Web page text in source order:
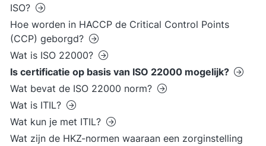
ISO?
Hoe worden in HACCP de Critical Control Points
(CCP) geborgd?
Wat is ISO 22000?
Is certificatie op basis van ISO 22000 mogelijk?
Wat bevat de ISO 22000 norm?
Wat is ITIL?
Wat kun je met ITIL?
Wat zijn de HKZ-normen waaraan een zorginstelling